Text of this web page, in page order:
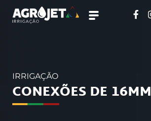
IRRIGAÇÃO
CONEXÕES DE 16MM